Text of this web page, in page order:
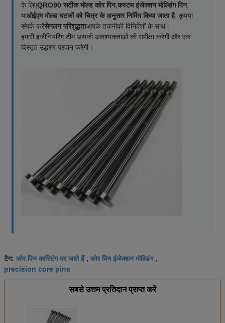
के लिएQRO90 सटीक मोल्ड कोर पिन,कस्टम इंजेक्शन मोल्डिंग पिन,
याओईएम मोल्ड घटकों को चित्र के अनुसार निर्मित किया जाता है, कृपया
संपर्क करेंसेनलन परिशुद्धताआपके तकनीकी विनिर्देशों के साथ।
हमारी इंजीनियरिंग टीम आपकी आवश्यकताओं की समीक्षा करेगी और एक
विस्तृत उद्धरण प्रदान करेगी।
टैग: कोर पिन कास्टिंग मर जाते हैं, कोर पिन इंजेक्शन मोल्डिंग,
precision core pins
सबसे उत्तम प्रतिदान प्राप्त करें